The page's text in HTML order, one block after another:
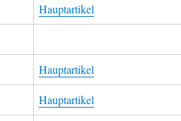
Hauptartikel
Hauptartikel
Hauptartikel